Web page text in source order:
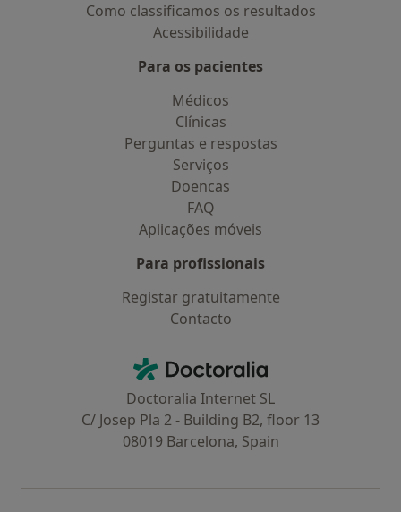
Como classificamos os resultados
Acessibilidade
Para os pacientes
Médicos
Clínicas
Perguntas e respostas
Serviços
Doencas
FAQ
Aplicações móveis
Para profissionais
Registar gratuitamente
Contacto
Doctoralia - Homepage
Doctoralia Internet SL
C/ Josep Pla 2 - Building B2, floor 13
08019 Barcelona, Spain